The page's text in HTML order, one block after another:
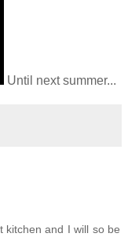
Until next summer...
kitchen and I will so be